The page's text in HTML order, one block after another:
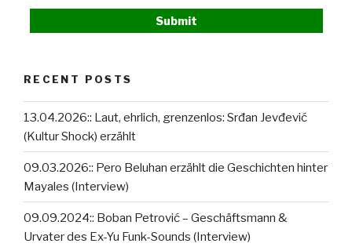
RECENT POSTS
13.04.2026:: Laut, ehrlich, grenzenlos: Srđan Jevđević
(Kultur Shock) erzählt
09.03.2026:: Pero Beluhan erzählt die Geschichten hinter
Mayales (Interview)
09.09.2024:: Boban Petrović – Geschäftsmann &
Urvater des Ex-Yu Funk-Sounds (Interview)